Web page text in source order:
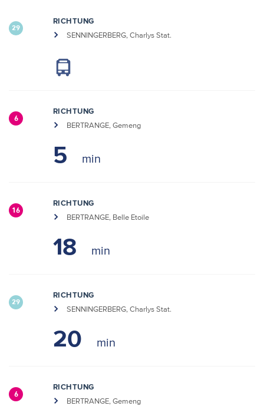
29
RICHTUNG
SENNINGERBERG, Charlys Stat.
6
RICHTUNG
BERTRANGE, Gemeng
5
16
RICHTUNG
BERTRANGE, Belle Etoile
18
29
RICHTUNG
SENNINGERBERG, Charlys Stat.
20
6
RICHTUNG
BERTRANGE, Gemeng